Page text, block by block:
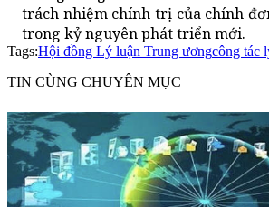
trách nhiệm chính trị của chính
trong kỷ nguyên phát triển mới.
Tags:Hội đồng Lý luận Trung ươngcông tác
TIN CÙNG CHUYÊN MỤC